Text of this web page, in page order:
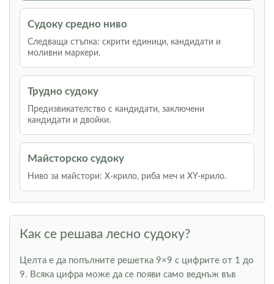
Судоку средно ниво
Следваща стъпка: скрити единици, кандидати и
моливни маркери.
Трудно судоку
Предизвикателство с кандидати, заключени
кандидати и двойки.
Майсторско судоку
Ниво за майстори: Х-крило, риба меч и XY-крило.
Как се решава лесно судоку?
Целта е да попълните решетка 9×9 с цифрите от 1 до
9. Всяка цифра може да се появи само веднъж във